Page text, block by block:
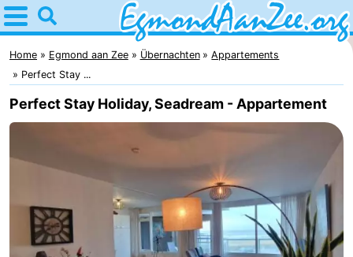
Home
Egmond
aan
Zee
Tipps
Für
kindern
Noordhollands
Appartements
Home Egmond aan Zee Übernachten
Appartements
Perfect Stay ...
Perfect Stay Holiday, Seadream - Appartement